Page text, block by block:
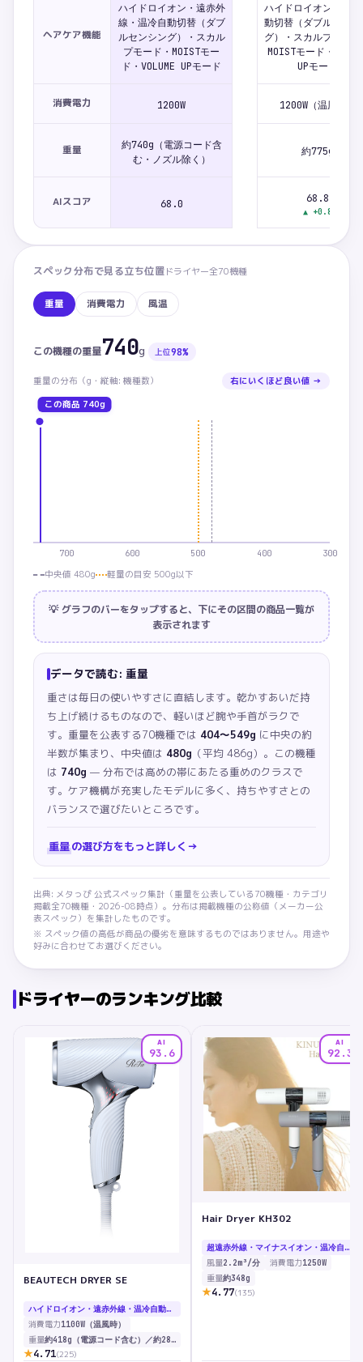
ヘアケア機能
ハイドロイオン・遠赤外
線・温冷自動切替（ダブ
ルセンシング）・スカル
プモード・MOISTモー
ド・VOLUME UPモード
ハイドロイオン・温
動切替（ダブルセン
グ）・スカルプモー
MOISTモード・
UPモード
消費電力 1200W 1200W（温風時）
重量
約740g（電源コード含
む・ノズル除く）
約775g
AIスコア 68.0 68.8
▲ +0.8
スペック分布で見る立ち位置ドライヤー全70機種
重量 消費電力 風温
重量：この商品 740g。カテゴリ中央値 480g。上位
この機種の重量740g 上位98%
重量の分布（g・ 縦軸: 機種数） 右にいくほど良い値 →
この商品 740g
300
400
500
600
700
中央値 480g
軽量の目安 500g以下
💡 グラフのバーをタップすると、下にその区間の商品一覧が
表示されます
データで読む: 重量
重さは毎日の使いやすさに直結します。乾かすあいだ持
ち上げ続けるものなので、軽いほど腕や手首がラクで
す。 重量を公表する70機種では 404〜549g に中央の約
半数が集まり、中央値は 480g （平均 486g） 。この機種
は 740g — 分布では高めの帯にあたる重めのクラスで
す。ケア機構が充実したモデルに多く、持ちやすさとの
バランスで選びたいところです。
重量の選び方をもっと詳しく →
出典: メタっぴ 公式スペック集計（ 重量を公表している 70機種・カテゴリ
掲載全70機種・ 2026-08時点）。分布は掲載機種の公称値（メーカー公
表スペック）を集計したものです。
※ スペック値の高低が商品の優劣を意味するものではありません。用途や
好みに合わせてお選びください。
ドライヤーのランキング比較
AI
93.6
BEAUTECH DRYER SE
ハイドロイオン・遠赤外線・温冷自動切替（センシングプログラム）・MOISTモード
消費電力1100W（温風時）
重量 約418g（電源コード含む）／約280g（本体のみ）
★4.71(225)
AI
92.3
Hair Dryer KH302
超遠赤外線・マイナスイオン・温冷自動切替（SWINGモード）・スカルプモード・GLOSSモード
風量2.2m³/分 消費電力1250W
重量約348g
★4.77(135)